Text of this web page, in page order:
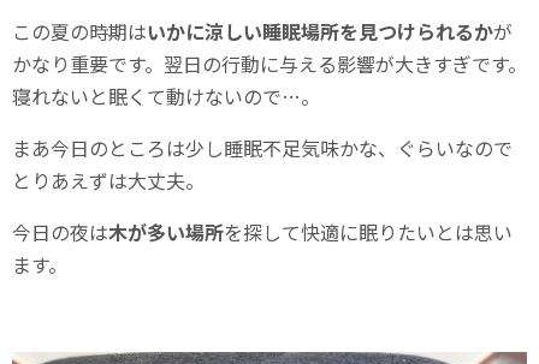
この夏の時期はいかに涼しい睡眠場所を見つけられるかが
かなり重要です。翌日の行動に与える影響が大きすぎです。
寝れないと眠くて動けないので…。
まあ今日のところは少し睡眠不足気味かな、ぐらいなので
とりあえずは大丈夫。
今日の夜は木が多い場所を探して快適に眠りたいとは思い
ます。